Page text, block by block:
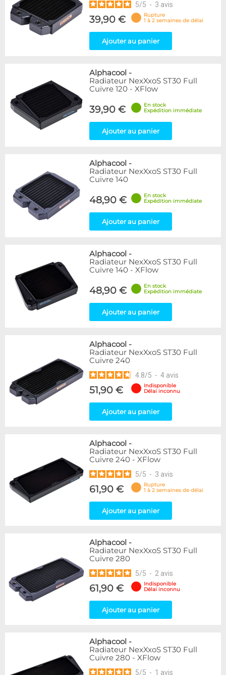
5/5 - 3 avis
39,90 €
Rupture
1 à 2 semaines de délai
Ajouter au panier
Alphacool -
Radiateur NexXxoS ST30 Full
Cuivre 120 - XFlow
39,90 €
En stock
Expédition immédiate
Ajouter au panier
Alphacool -
Radiateur NexXxoS ST30 Full
Cuivre 140
48,90 €
En stock
Expédition immédiate
Ajouter au panier
Alphacool -
Radiateur NexXxoS ST30 Full
Cuivre 140 - XFlow
48,90 €
En stock
Expédition immédiate
Ajouter au panier
Alphacool -
Radiateur NexXxoS ST30 Full
Cuivre 240
4.8/5 - 4 avis
51,90 €
Indisponible
Délai inconnu
Ajouter au panier
Alphacool -
Radiateur NexXxoS ST30 Full
Cuivre 240 - XFlow
5/5 - 3 avis
61,90 €
Rupture
1 à 2 semaines de délai
Ajouter au panier
Alphacool -
Radiateur NexXxoS ST30 Full
Cuivre 280
5/5 - 2 avis
61,90 €
Indisponible
Délai inconnu
Ajouter au panier
Alphacool -
Radiateur NexXxoS ST30 Full
Cuivre 280 - XFlow
5/5 - 1 avis